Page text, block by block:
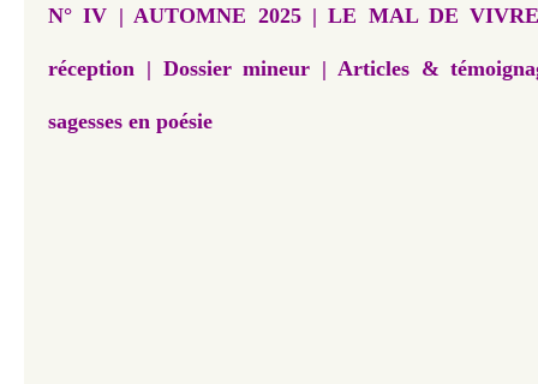
N° IV | AUTOMNE 2025 | LE MAL DE
réception | Dossier mineur | Articles &
sagesses en poésie